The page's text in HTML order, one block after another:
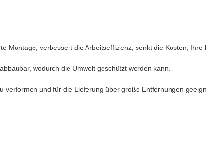
Montage, verbessert die Arbeitseffizienz, senkt die Kosten, Ihre
wodurch die Umwelt geschützt werden kann.
verformen und für die Lieferung über große Entfernungen